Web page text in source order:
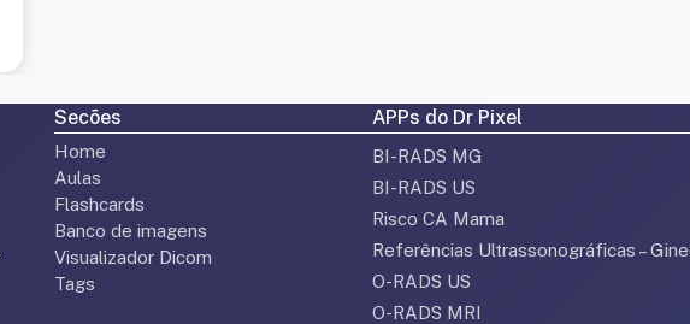
Secões
Home
Aulas
Flashcards
Banco de imagens
Visualizador Dicom
Tags
APPs do Dr Pixel
BI-RADS MG
BI-RADS US
Risco CA Mama
Referências Ultrassonográficas –
O-RADS US
O-RADS MRI